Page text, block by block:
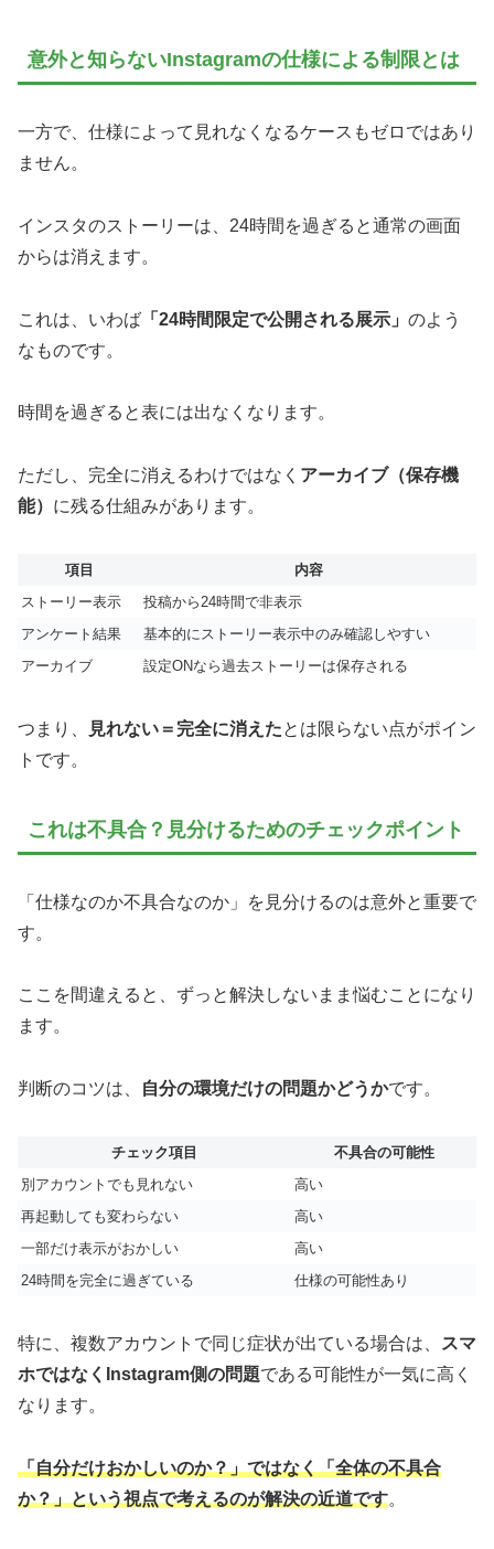
意外と知らないInstagramの仕様による制限とは
一方で、仕様によって見れなくなるケースもゼロではあり
ません。
インスタのストーリーは、24時間を過ぎると通常の画面
からは消えます。
これは、いわば 「24時間限定で公開される展示」 のよう
なものです。
時間を過ぎると表には出なくなります。
ただし、完全に消えるわけではなく アーカイブ（保存機
能） に残る仕組みがあります。
項目
内容
ストーリー表示
投稿から24時間で非表示
アンケート結果
基本的にストーリー表示中のみ確認しやすい
アーカイブ
設定ONなら過去ストーリーは保存される
つまり、 見れない＝完全に消えたとは限らない点がポイン
トです。
これは不具合？見分けるためのチェックポイント
「仕様なのか不具合なのか」を見分けるのは意外と重要で
す。
ここを間違えると、ずっと解決しないまま悩むことになり
ます。
判断のコツは、 自分の環境だけの問題かどうかです。
チェック項目
不具合の可能性
別アカウントでも見れない
高い
再起動しても変わらない
高い
一部だけ表示がおかしい
高い
24時間を完全に過ぎている
仕様の可能性あり
特に、複数アカウントで同じ症状が出ている場合は、
スマ
ホではなくInstagram側の問題である可能性が一気に高く
なります。
「自分だけおかしいのか？」ではなく「全体の不具合
か？」という視点で考えるのが解決の近道です。